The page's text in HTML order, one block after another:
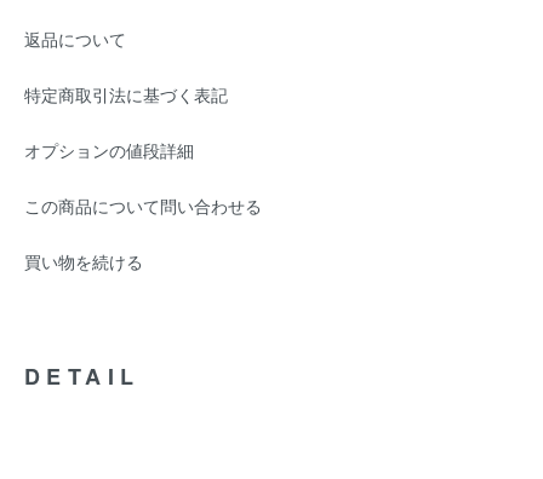
返品について
特定商取引法に基づく表記
オプションの値段詳細
この商品について問い合わせる
買い物を続ける
DETAIL